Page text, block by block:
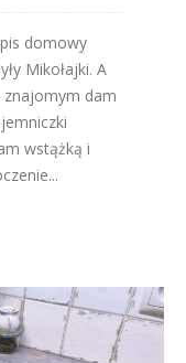
domowy
Mikołajki. A
znajomym dam
wstążką i